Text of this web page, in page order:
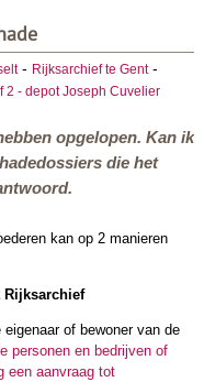
- Rijksarchief te Gent-
2 - depot Joseph Cuvelier
opgelopen. Kan ik
die het
kan op 2 manieren
Rijksarchief
of bewoner van de
personen en bedrijven of
een aanvraag tot